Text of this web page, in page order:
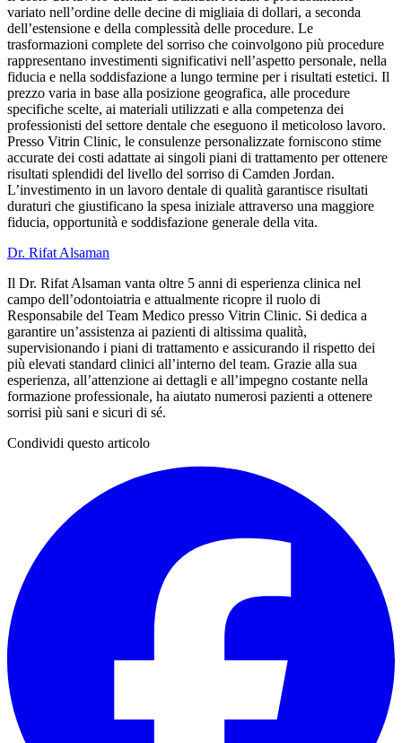
variato nell’ordine delle decine di migliaia di dollari, a seconda
dell’estensione e della complessità delle procedure. Le
trasformazioni complete del sorriso che coinvolgono più procedure
rappresentano investimenti significativi nell’aspetto personale, nella
fiducia e nella soddisfazione a lungo termine per i risultati estetici. Il
prezzo varia in base alla posizione geografica, alle procedure
specifiche scelte, ai materiali utilizzati e alla competenza dei
professionisti del settore dentale che eseguono il meticoloso lavoro.
Presso Vitrin Clinic, le consulenze personalizzate forniscono stime
accurate dei costi adattate ai singoli piani di trattamento per ottenere
risultati splendidi del livello del sorriso di Camden Jordan.
L’investimento in un lavoro dentale di qualità garantisce risultati
duraturi che giustificano la spesa iniziale attraverso una maggiore
fiducia, opportunità e soddisfazione generale della vita.
Dr. Rifat Alsaman
Il Dr. Rifat Alsaman vanta oltre 5 anni di esperienza clinica nel
campo dell’odontoiatria e attualmente ricopre il ruolo di
Responsabile del Team Medico presso Vitrin Clinic. Si dedica a
garantire un’assistenza ai pazienti di altissima qualità,
supervisionando i piani di trattamento e assicurando il rispetto dei
più elevati standard clinici all’interno del team. Grazie alla sua
esperienza, all’attenzione ai dettagli e all’impegno costante nella
formazione professionale, ha aiutato numerosi pazienti a ottenere
sorrisi più sani e sicuri di sé.
Condividi questo articolo